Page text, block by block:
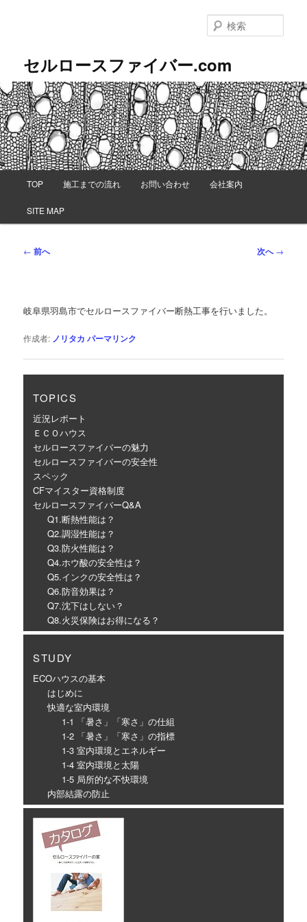
ン
ツ
へ
移
動
セルロースファイバー.com
索
TOP 施工までの流れ お問い合わせ 会社案内
SITE MAP
投
ゲ
シ
← 前へ 次へ→
岐阜県羽島市でセルロースファイバー断熱工事を行いました。
作成者: ノリタカ パーマリンク
TOPICS
近況レポート
ＥＣＯハウス
セルロースファイバーの魅力
セルロースファイバーの安全性
スペック
CFマイスター資格制度
セルロースファイバーQ&A
Q1.断熱性能は？
Q2.調湿性能は？
Q3.防火性能は？
Q4.ホウ酸の安全性は？
Q5.インクの安全性は？
Q6.防音効果は？
Q7.沈下はしない？
Q8.火災保険はお得になる？
STUDY
ECOハウスの基本
はじめに
快適な室内環境
1-1 「暑さ」「寒さ」の仕組
1-2 「暑さ」「寒さ」の指標
1-3 室内環境とエネルギー
1-4 室内環境と太陽
1-5 局所的な不快環境
内部結露の防止